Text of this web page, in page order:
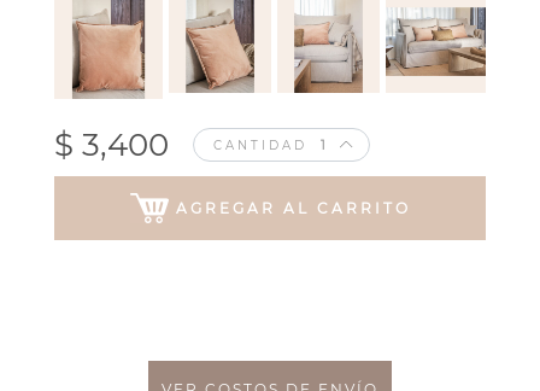
$ 3,400 CANTIDAD
AGREGAR AL CARRITO